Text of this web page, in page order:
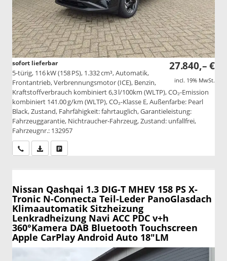
27.840,– €
incl. 19% MwSt.
sofort lieferbar
5-türig, 116 kW (158 PS), 1.332 cm³, Automatik,
Frontantrieb, Verbrennungsmotor (ICE), Benzin,
Kraftstoffverbrauch kombiniert 6,3 l/100km (WLTP), CO₂-Emission
kombiniert 141.00 g/km (WLTP), CO₂-Klasse E, Außenfarbe: Pearl
Black, Zustand, Fahrfähigkeit: fahrtauglich, Garantieleistung:
Fahrzeuggarantie, Nichtraucher-Fahrzeug, Zustand: unfallfrei,
Fahrzeugnr.: 132957
Wir rufen Sie anPDF-Datei, Fahrzeugexposé drucken
Nissan Qashqai 1.3 DIG-T MHEV 158 PS X-
Tronic N-Connecta Teil-Leder PanoGlasdach
Klimaautomatik Sitzheizung
Lenkradheizung Navi ACC PDC v+h
360°Kamera DAB Bluetooth Touchscreen
Apple CarPlay Android Auto 18"LM